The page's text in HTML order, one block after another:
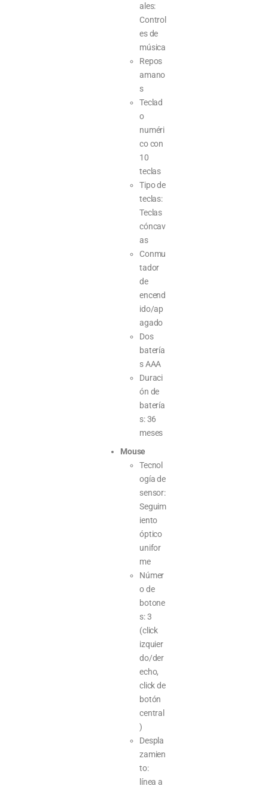
ales:
Control
es de
música
Repos
amano
s
Teclad
o
numéri
co con
10
teclas
Tipo de
teclas:
Teclas
cóncav
as
Conmu
tador
de
encend
ido/ap
agado
Dos
batería
s AAA
Duraci
ón de
batería
s: 36
meses
Mouse
Tecnol
ogía de
sensor:
Seguim
iento
óptico
unifor
me
Númer
o de
botone
s: 3
(click
izquier
do/der
echo,
click de
botón
central
)
Despla
zamien
to:
línea a